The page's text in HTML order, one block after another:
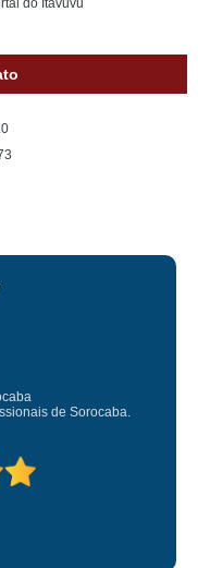
do Itavuvu
minhas expectativas.
recomendo!